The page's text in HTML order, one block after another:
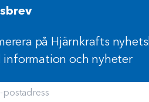
på Hjärnkrafts
information och nyheter